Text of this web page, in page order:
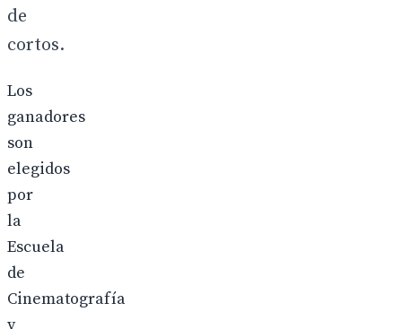
de
cortos.
Los
ganadores
son
elegidos
por
la
Escuela
de
Cinematografía